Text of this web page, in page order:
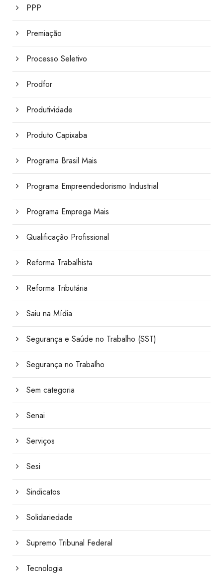
PPP
Premiação
Processo Seletivo
Prodfor
Produtividade
Produto Capixaba
Programa Brasil Mais
Programa Empreendedorismo Industrial
Programa Emprega Mais
Qualificação Profissional
Reforma Trabalhista
Reforma Tributária
Saiu na Mídia
Segurança e Saúde no Trabalho (SST)
Segurança no Trabalho
Sem categoria
Senai
Serviços
Sesi
Sindicatos
Solidariedade
Supremo Tribunal Federal
Tecnologia